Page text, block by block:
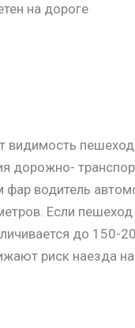
на дороге
дорожно-
водитель
Если
до 150-
риск наезда